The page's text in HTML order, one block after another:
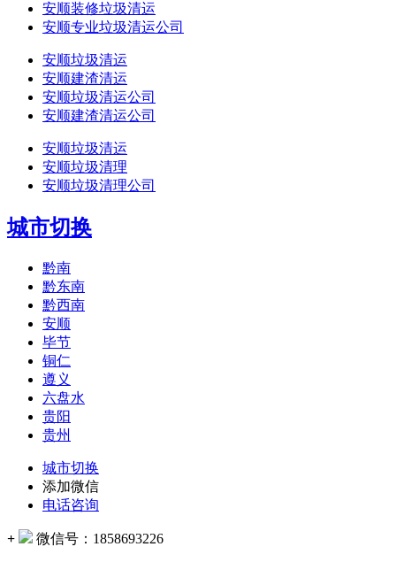
安顺装修垃圾清运
安顺专业垃圾清运公司
安顺垃圾清运
安顺建渣清运
安顺垃圾清运公司
安顺建渣清运公司
安顺垃圾清运
安顺垃圾清理
安顺垃圾清理公司
城市切换
黔南
黔东南
黔西南
安顺
毕节
铜仁
遵义
六盘水
贵阳
贵州
城市切换
添加微信
电话咨询
+ 微信号： 1858693226